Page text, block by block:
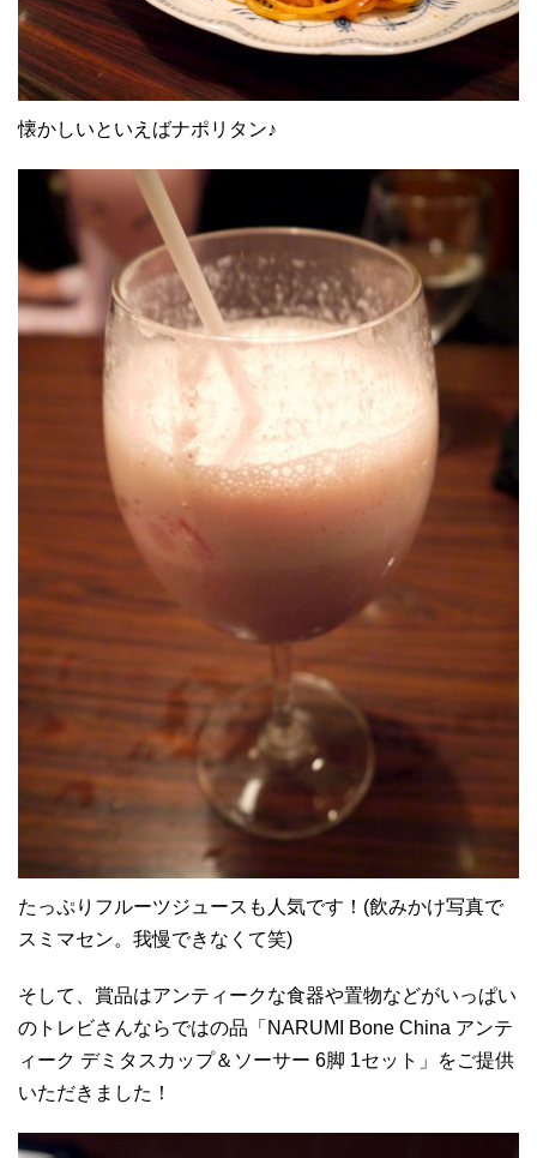
懐かしいといえばナポリタン♪
たっぷりフルーツジュースも人気です！(飲みかけ写真で
スミマセン。我慢できなくて笑)
そして、賞品はアンティークな食器や置物などがいっぱい
のトレビさんならではの品「NARUMI Bone China アンテ
ィーク デミタスカップ＆ソーサー 6脚 1セット」をご提供
いただきました！